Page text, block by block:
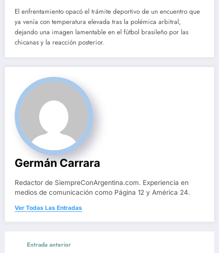
El enfrentamiento opacó el trámite deportivo de un encuentro que
ya venía con temperatura elevada tras la polémica arbitral,
dejando una imagen lamentable en el fútbol brasileño por las
chicanas y la reacción posterior.
Germán Carrara
Redactor de SiempreConArgentina.com. Experiencia en
medios de comunicación como Página 12 y América 24.
Ver Todas Las Entradas
Entrada anterior